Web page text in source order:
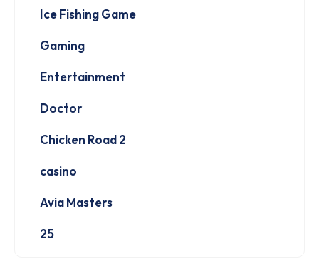
Ice Fishing Game
Gaming
Entertainment
Doctor
Chicken Road 2
casino
Avia Masters
25